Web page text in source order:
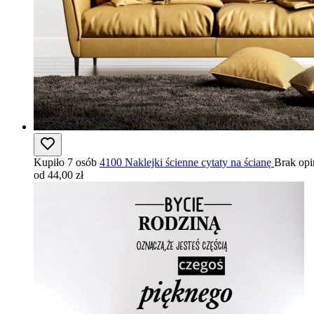
Kupiło 7 osób 4100 Naklejki ścienne cytaty na ścianę Brak
od 44,00 zł